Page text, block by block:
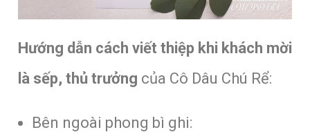
Hướng dẫn cách viết thiệp khi khách mời
là sếp, thủ trưởng của Cô Dâu Chú Rể:
Bên ngoài phong bì ghi: